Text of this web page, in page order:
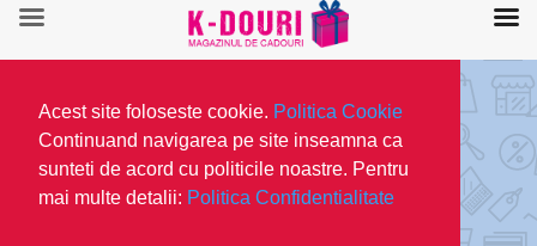
Acest site foloseste cookie. Politica Cookie
Continuand navigarea pe site inseamna ca
sunteti de acord cu politicile noastre. Pentru
mai multe detalii: Politica Confidentialitate